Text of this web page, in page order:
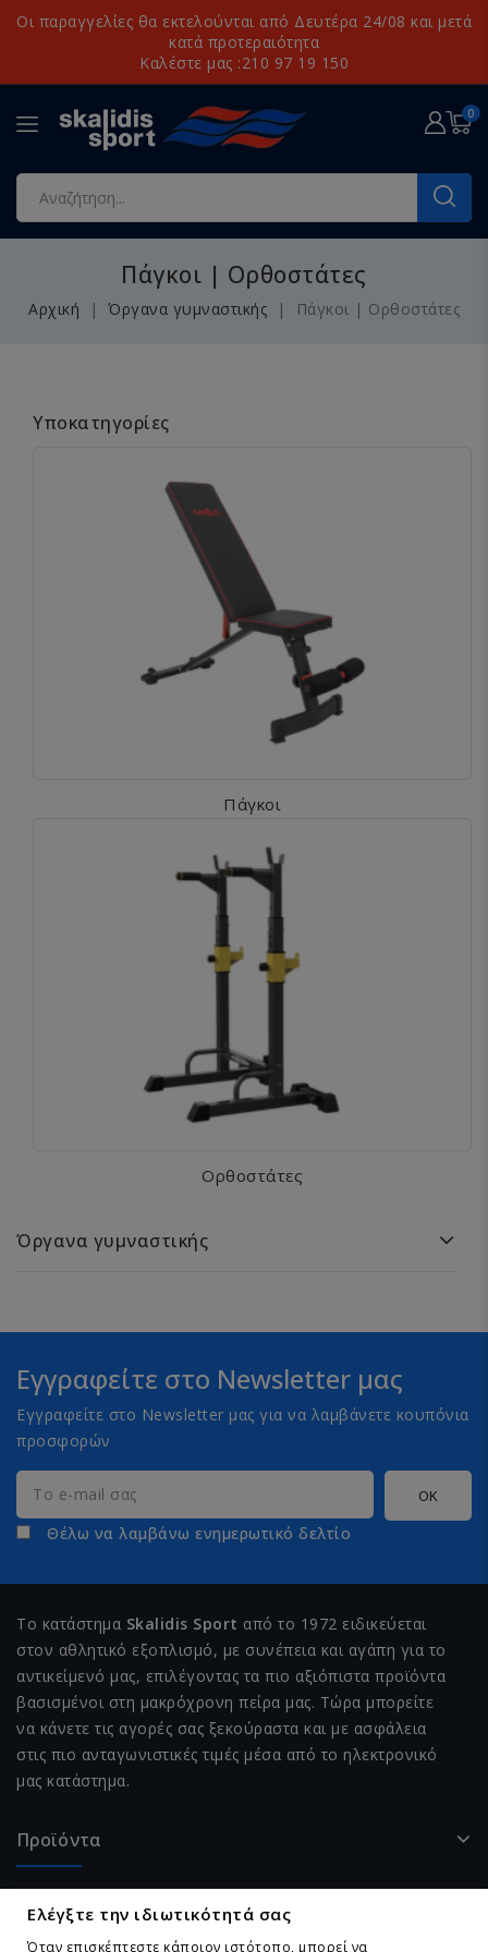
Οι παραγγελίες θα εκτελούνται από Δευτέρα 24/08 και μετά
κατά προτεραιότητα
Καλέστε μας :210 97 19 150
0
Πάγκοι | Ορθοστάτες
Αρχική Όργανα γυμναστικής Πάγκοι | Ορθοστάτες
Υποκατηγορίες
Πάγκοι
Ορθοστάτες
Όργανα γυμναστικής
Εγγραφείτε στο Newsletter μας
Εγγραφείτε στο Newsletter μας για να λαμβάνετε κουπόνια
προσφορών
Θέλω να λαμβάνω ενημερωτικό δελτίο
Το κατάστημα Skalidis Sport από το 1972 ειδικεύεται
στον αθλητικό εξοπλισμό, με συνέπεια και αγάπη για το
αντικείμενό μας, επιλέγοντας τα πιο αξιόπιστα προϊόντα
βασισμένοι στη μακρόχρονη πείρα μας. Τώρα μπορείτε
να κάνετε τις αγορές σας ξεκούραστα και με ασφάλεια
στις πιο ανταγωνιστικές τιμές μέσα από το ηλεκτρονικό
μας κατάστημα.
Προϊόντα
Ελέγξτε την ιδιωτικότητά σας
Όταν επισκέπτεστε κάποιον ιστότοπο, μπορεί να